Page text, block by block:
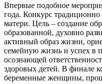
Впервые подобное
года. Конкурс
матери. Цель – создание
образованной, духовно
активный образ жизни,
семейную жизнь и успех в
осознающей
здоровых детей. В финале
беременные женщины,